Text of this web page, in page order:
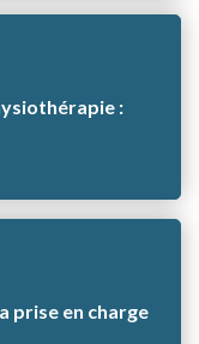
:
prise en charge